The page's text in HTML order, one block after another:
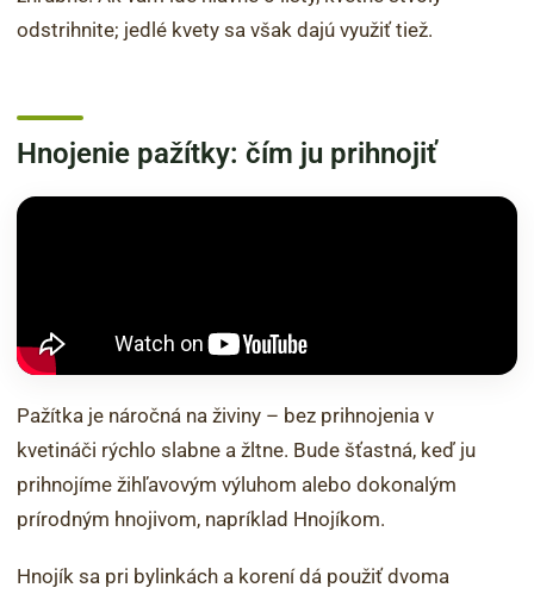
odstrihnite; jedlé kvety sa však dajú využiť tiež.
Hnojenie pažítky: čím ju prihnojiť
Pažítka je náročná na živiny – bez prihnojenia v
kvetináči rýchlo slabne a žltne. Bude šťastná, keď ju
prihnojíme žihľavovým výluhom alebo dokonalým
prírodným hnojivom, napríklad Hnojíkom.
Hnojík sa pri bylinkách a korení dá použiť dvoma